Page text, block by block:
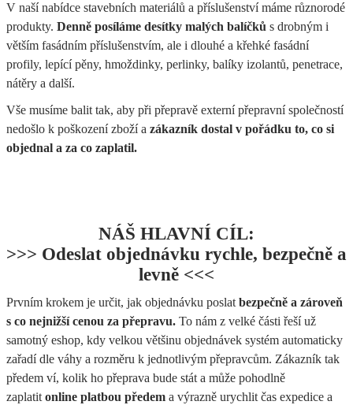
V naší nabídce stavebních materiálů a příslušenství máme různorodé
produkty. Denně posíláme desítky malých balíčků s drobným i
větším fasádním příslušenstvím, ale i dlouhé a křehké fasádní
profily, lepící pěny, hmoždinky, perlinky, balíky izolantů, penetrace,
nátěry a další.
Vše musíme balit tak, aby při přepravě externí přepravní společností
nedošlo k poškození zboží a zákazník dostal v pořádku to, co si
objednal a za co zaplatil.
NÁŠ HLAVNÍ CÍL:
>>> Odeslat objednávku rychle, bezpečně a
levně <<<
Prvním krokem je určit, jak objednávku poslat bezpečně a zároveň
s co nejnižší cenou za přepravu. To nám z velké části řeší už
samotný eshop, kdy velkou většinu objednávek systém automaticky
zařadí dle váhy a rozměru k jednotlivým přepravcům. Zákazník tak
předem ví, kolik ho přeprava bude stát a může pohodlně
zaplatit online platbou předem a výrazně urychlit čas expedice a